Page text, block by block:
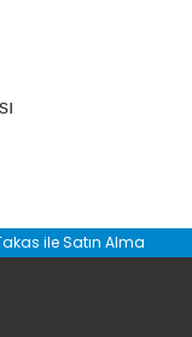
Bu
ile Satın Alma